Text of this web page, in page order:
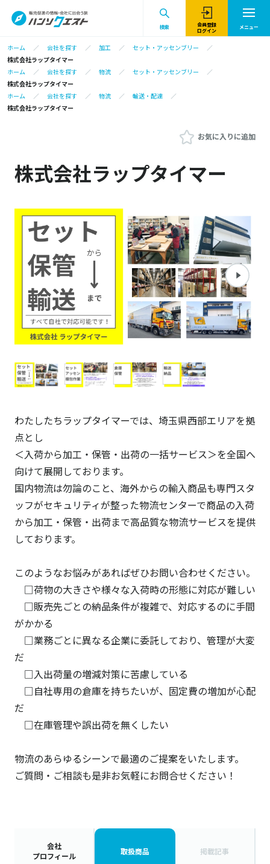
検索
会員登録
ログイン
メニュー
ホーム 会社を探す 加工
セット・アッセンブリー
株式会社ラップタイマー
ホーム
会社を探す 物流
セット・アッセンブリー
株式会社ラップタイマー
ホーム
会社を探す 物流
輸送・配達
株式会社ラップタイマー
お気に入りに追加
株式会社ラップタイマー
わたしたちラップタイマーでは、埼玉県西部エリアを拠
点とし
＜入荷から加工・保管・出荷の一括サービス＞を全国へ
向けて展開しております。
国内物流は勿論のこと、海外からの輸入商品も専門スタ
ッフがセキュリティが整った物流センターで商品の入荷
から加工・保管・出荷まで高品質な物流サービスを提供
しております。
このようなお悩みがあればぜひお問い合わせください。
□荷物の大きさや様々な入荷時の形態に対応が難しい
□販売先ごとの納品条件が複雑で、対応するのに手間
がかかる
□業務ごとに異なる企業に委託しており、管理が大変
だ
□入出荷量の増減対策に苦慮している
□自社専用の倉庫を持ちたいが、固定費の増加が心配
だ
□在庫管理や誤出荷を無くしたい
物流のあらゆるシーンで最適のご提案をいたします。
ご質問・ご相談も是非お気軽にお問合せください！
会社
プロフィール
取扱商品 掲載記事